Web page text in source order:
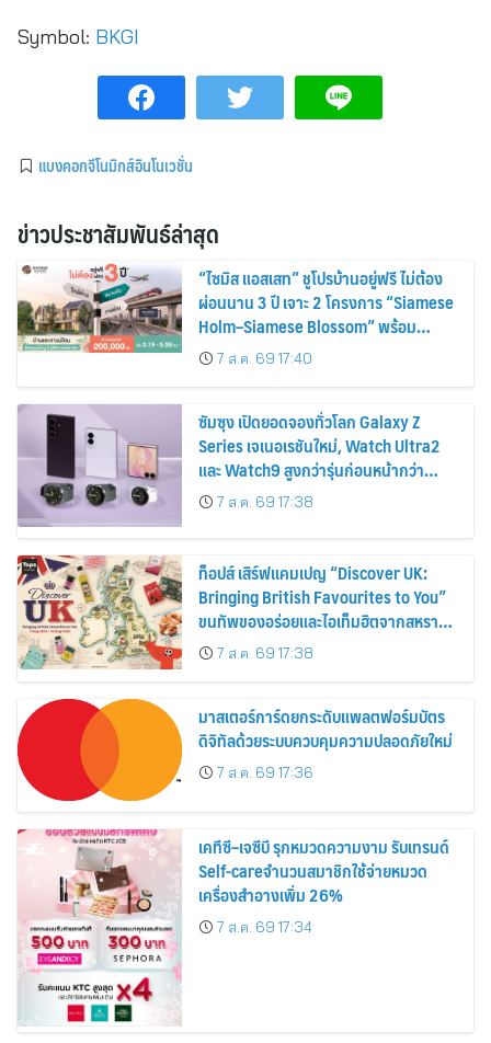
Symbol: BKGI
แบงคอกจีโนมิกส์อินโนเวชั่น
ข่าวประชาสัมพันธ์ล่าสุด
“ไซมิส แอสเสท” ชูโปรบ้านอยู่ฟรี ไม่ต้อง
ผ่อนนาน 3 ปี เจาะ 2 โครงการ “Siamese
Holm–Siamese Blossom” พร้อม
ส่วนลดและสิทธิพิเศษถึง 31 สิงหาคม
2569
7 ส.ค. 69 17:40
ซัมซุง เปิดยอดจองทั่วโลก Galaxy Z
Series เจเนอเรชันใหม่, Watch Ultra2
และ Watch9 สูงกว่ารุ่นก่อนหน้ากว่า
30%7 ส.ค. 69 17:38
ท็อปส์ เสิร์ฟแคมเปญ “Discover UK:
Bringing British Favourites to You”
ขนทัพของอร่อยและไอเท็มฮิตจากสหราช
อาณาจักร ส่งตรงถึงมือตั้งแต่วันนี้ – 18
สิงหาคมนี้
7 ส.ค. 69 17:38
มาสเตอร์การ์ดยกระดับแพลตฟอร์มบัตร
ดิจิทัลด้วยระบบควบคุมความปลอดภัยใหม่
7 ส.ค. 69 17:36
เคทีซี–เจซีบี รุกหมวดความงาม รับเทรนด์
Self-careจำนวนสมาชิกใช้จ่ายหมวด
เครื่องสำอางเพิ่ม 26%
7 ส.ค. 69 17:34